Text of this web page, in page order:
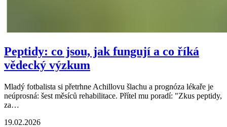
Peptidy: co jsou, jak fungují a co říká
vědecký výzkum
Mladý fotbalista si přetrhne Achillovu šlachu a prognóza lékaře je
neúprosná: šest měsíců rehabilitace. Přítel mu poradí: "Zkus peptidy,
za…
19.02.2026